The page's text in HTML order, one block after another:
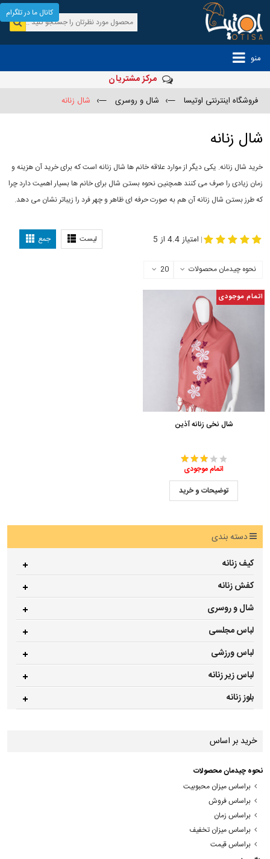
منو
مرکز مشتریان
فروشگاه اینترنتی اوتیسا —› شال و روسری —› شال زنانه
شال زنانه
خرید شال زنانه. یکی دیگر از موارد علاقه خانم ها شال زنانه است که برای خرید آن هزینه و
زمان زیادی را صرف می کنند همچنین نحوه بستن شال برای خانم ها بسیار اهمیت دارد چرا
که طرز بستن شال زنانه آن هم به صورت حرفه ای ظاهر و چهر فرد را زیباتر نشان می دهد.
لیست جمع | امتیاز 4.4 از 5
نحوه چیدمان محصولات 20
اتمام موجودی
شال نخی زنانه آذین
اتمام موجودی
توضیحات و خرید
دسته بندی
کیف زنانه
کفش زنانه
شال و روسری
لباس مجلسی
لباس ورزشی
لباس زیر زنانه
بلوز زنانه
خرید بر اساس
نحوه چیدمان محصولات
براساس میزان محبوبیت
براساس فروش
براساس زمان
براساس میزان تخفیف
براساس قیمت
کانال ما در تلگرام